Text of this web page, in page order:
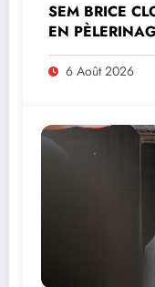
SEM BRICE
EN
MINISTRE
PREND PART
6 Août 2026